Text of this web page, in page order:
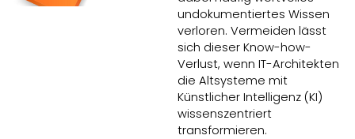
undokumentiertes Wissen
verloren. Vermeiden lässt
sich dieser Know-how-
Verlust, wenn IT-Architekten
die Altsysteme mit
Künstlicher Intelligenz (KI)
wissenszentriert
transformieren.